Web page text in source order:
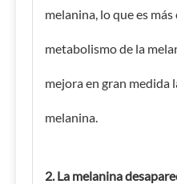
melanina, lo que es
metabolismo de la
mejora en gran medida
melanina.
2. La melanina